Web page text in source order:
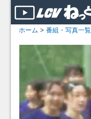
ホーム > 番組・写真一覧